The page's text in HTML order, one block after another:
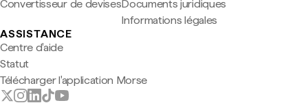
Convertisseur de devisesDocuments juridiques
Informations légales
ASSISTANCE
Centre d'aide
Statut
Télécharger l'application Morse